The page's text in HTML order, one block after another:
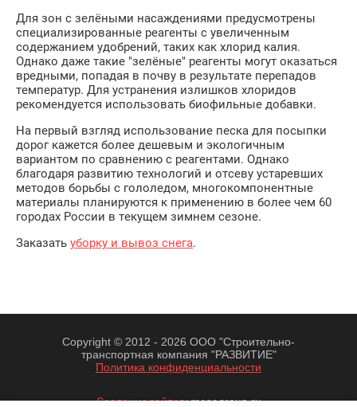
Для зон с зелёными насаждениями предусмотрены
специализированные реагенты с увеличенным
содержанием удобрений, таких как хлорид калия.
Однако даже такие "зелёные" реагенты могут оказаться
вредными, попадая в почву в результате перепадов
температур. Для устранения излишков хлоридов
рекомендуется использовать биофильные добавки.
На первый взгляд использование песка для посыпки
дорог кажется более дешевым и экологичным
вариантом по сравнению с реагентами. Однако
благодаря развитию технологий и отсеву устаревших
методов борьбы с гололедом, многокомпонентные
материалы планируются к применению в более чем 60
городах России в текущем зимнем сезоне.
Заказать уборку и вывоз снега.
Copyright © 2012 - 2026 ООО "Строительно-
транспортная компания "РАЗВИТИЕ"
Политика конфиденциальности
Создание сайтов: megagroup.ru